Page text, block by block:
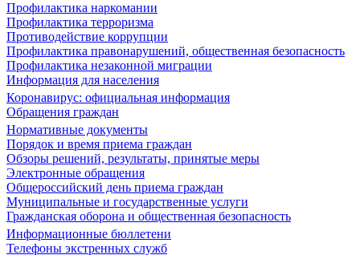
Профилактика наркомании
Профилактика терроризма
Противодействие коррупции
Профилактика правонарушений, общественная безопасность
Профилактика незаконной миграции
Информация для населения
Коронавирус: официальная информация
Обращения граждан
Нормативные документы
Порядок и время приема граждан
Обзоры решений, результаты, принятые меры
Электронные обращения
Общероссийский день приема граждан
Муниципальные и государственные услуги
Гражданская оборона и общественная безопасность
Информационные бюллетени
Телефоны экстренных служб